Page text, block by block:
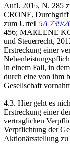
Aufl. 2016, N. 285
CRONE, Durchgriff
zum Urteil 5A 739/
456; MARLENE
und Steuerrecht,
Erstreckung einer
in einem Fall, in
durch eine von ihm
Gesellschaft
4.3. Hier geht es
Erstreckung einer
vertraglichen
Verpflichtung der
Aktionärsstellung zu